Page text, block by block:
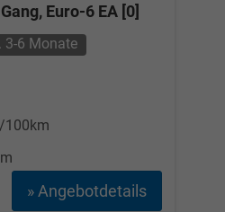
Euro-6 EA [0]
3-6 Monate
100km
» Angebotdetails